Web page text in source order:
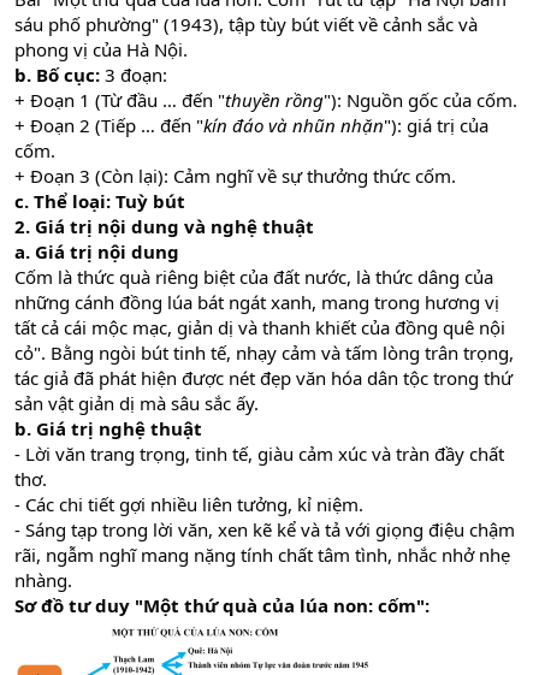
sáu phố phường" (1943), tập tùy bút viết về cảnh sắc và
phong vị của Hà Nội.
b. Bố cục: 3 đoạn:
+ Đoạn 1 (Từ đầu … đến "thuyền rồng"): Nguồn gốc của cốm.
+ Đoạn 2 (Tiếp … đến "kín đáo và nhũn nhặn"): giá trị của
cốm.
+ Đoạn 3 (Còn lại): Cảm nghĩ về sự thưởng thức cốm.
c. Thể loại: Tuỳ bút
2. Giá trị nội dung và nghệ thuật
a. Giá trị nội dung
Cốm là thức quà riêng biệt của đất nước, là thức dâng của
những cánh đồng lúa bát ngát xanh, mang trong hương vị
tất cả cái mộc mạc, giản dị và thanh khiết của đồng quê nội
cỏ". Bằng ngòi bút tinh tế, nhạy cảm và tấm lòng trân trọng,
tác giả đã phát hiện được nét đẹp văn hóa dân tộc trong thứ
sản vật giản dị mà sâu sắc ấy.
b. Giá trị nghệ thuật
- Lời văn trang trọng, tinh tế, giàu cảm xúc và tràn đầy chất
thơ.
- Các chi tiết gợi nhiều liên tưởng, kỉ niệm.
- Sáng tạp trong lời văn, xen kẽ kể và tả với giọng điệu chậm
rãi, ngẫm nghĩ mang nặng tính chất tâm tình, nhắc nhở nhẹ
nhàng.
Sơ đồ tư duy "Một thứ quà của lúa non: cốm":